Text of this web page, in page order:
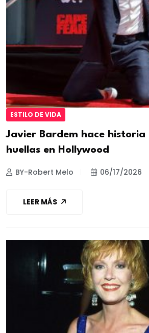
ESTILO DE VIDA
Javier Bardem hace historia
huellas en Hollywood
BY-Robert Melo 06/17/2026
LEER MÁS